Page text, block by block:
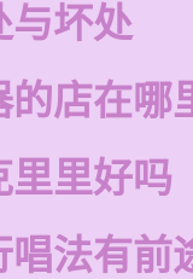
与坏处
的店在哪
里里好吗
唱法有前